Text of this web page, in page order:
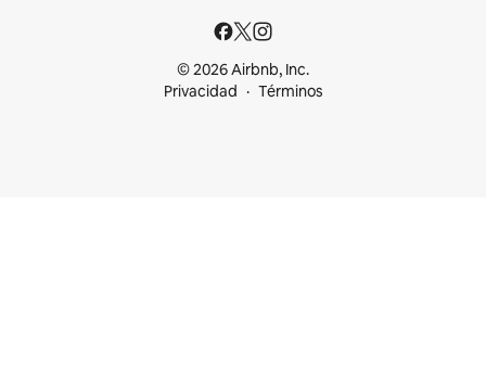
© 2026 Airbnb, Inc.
Privacidad
Términos